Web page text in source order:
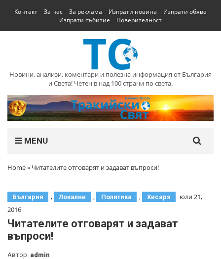
Контакт За нас За реклама Изпрати новина
Изпрати обява
Изпрати събитие
Поверителност
Новини, анализи, коментари и полезна информация от България
и Света! Четен в над 100 страни по света.
MENU
Home» Читателите отговарят и задават въпроси!
България , Локални , Политика , Хисаря
юли 21,
2016
Читателите отговарят и задават
въпроси!
Автор: admin